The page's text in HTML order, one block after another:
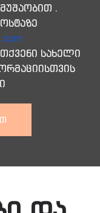
.
სახელი